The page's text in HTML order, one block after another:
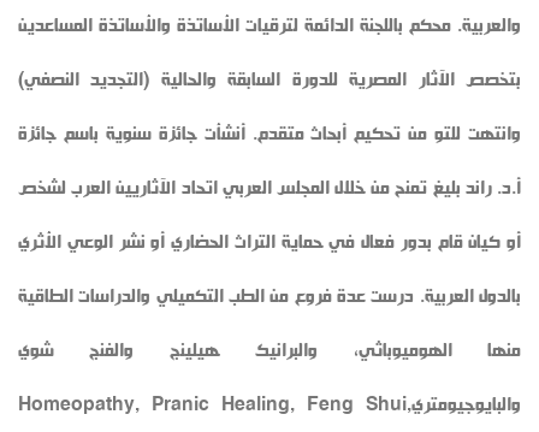
والعربية. محكم باللجنة الدائمة لترقيات الأساتذة والأساتذة المساعدين
بتخصص الآثار المصرية للدورة السابقة والحالية (التجديد النصفي)
وانتهت للتو من تحكيم أبحاث متقدم. أنشأت جائزة سنوية باسم جائزة
أ.د. راند بليغ تمنح من خلال المجلس العربي اتحاد الآثاريين العرب لشخص
أو كيان قام بدور فعال في حماية التراث الحضاري أو نشر الوعي الأثري
بالدول العربية. درست عدة فروع من الطب التكميلي والدراسات الطاقية
منها الهوميوباثي، والبرانيك هيلينج والفنج شوي
والبايوجيومتريHomeopathy, Pranic Healing, Feng Shui,